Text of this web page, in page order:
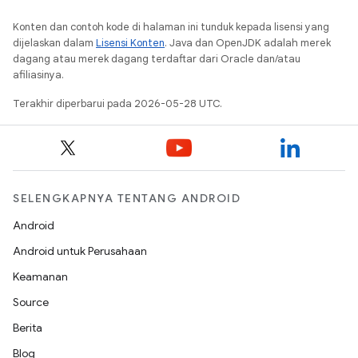
Konten dan contoh kode di halaman ini tunduk kepada lisensi yang
dijelaskan dalam Lisensi Konten. Java dan OpenJDK adalah merek
dagang atau merek dagang terdaftar dari Oracle dan/atau
afiliasinya.
Terakhir diperbarui pada 2026-05-28 UTC.
SELENGKAPNYA TENTANG ANDROID
Android
Android untuk Perusahaan
Keamanan
Source
Berita
Blog